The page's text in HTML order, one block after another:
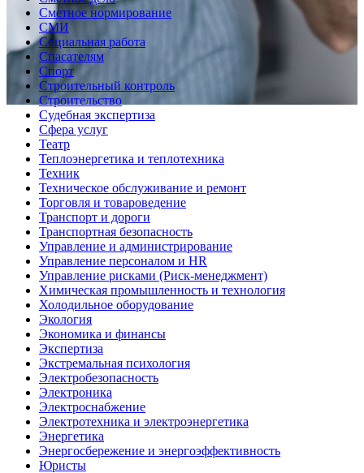
Сметное нормирование
СМИ
Социальная работа
Спасателям
Спорт
Строительный контроль
Строительство
Судебная экспертиза
Сфера услуг
Театр
Теплоэнергетика и теплотехника
Техник
Техническое обслуживание и ремонт
Торговля и товароведение
Транспорт и дороги
Транспортная безопасность
Управление и администрирование
Управление персоналом и HR
Управление рисками (Риск-менеджмент)
Химическая промышленность и технология
Холодильное оборудование
Экология
Экономика и финансы
Экспертиза
Экстремальная психология
Электробезопасность
Электроника
Электроснабжение
Электротехника и электроэнергетика
Энергетика
Энергосбережение и энергоэффективность
Юристы